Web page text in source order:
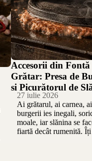
Accesorii din
Grătar: Presa de
și Picurătorul de
27 iulie 2026
Ai grătarul, ai carnea,
burgerii ies inegali,
moale, iar slănina se
fiartă decât rumenită.